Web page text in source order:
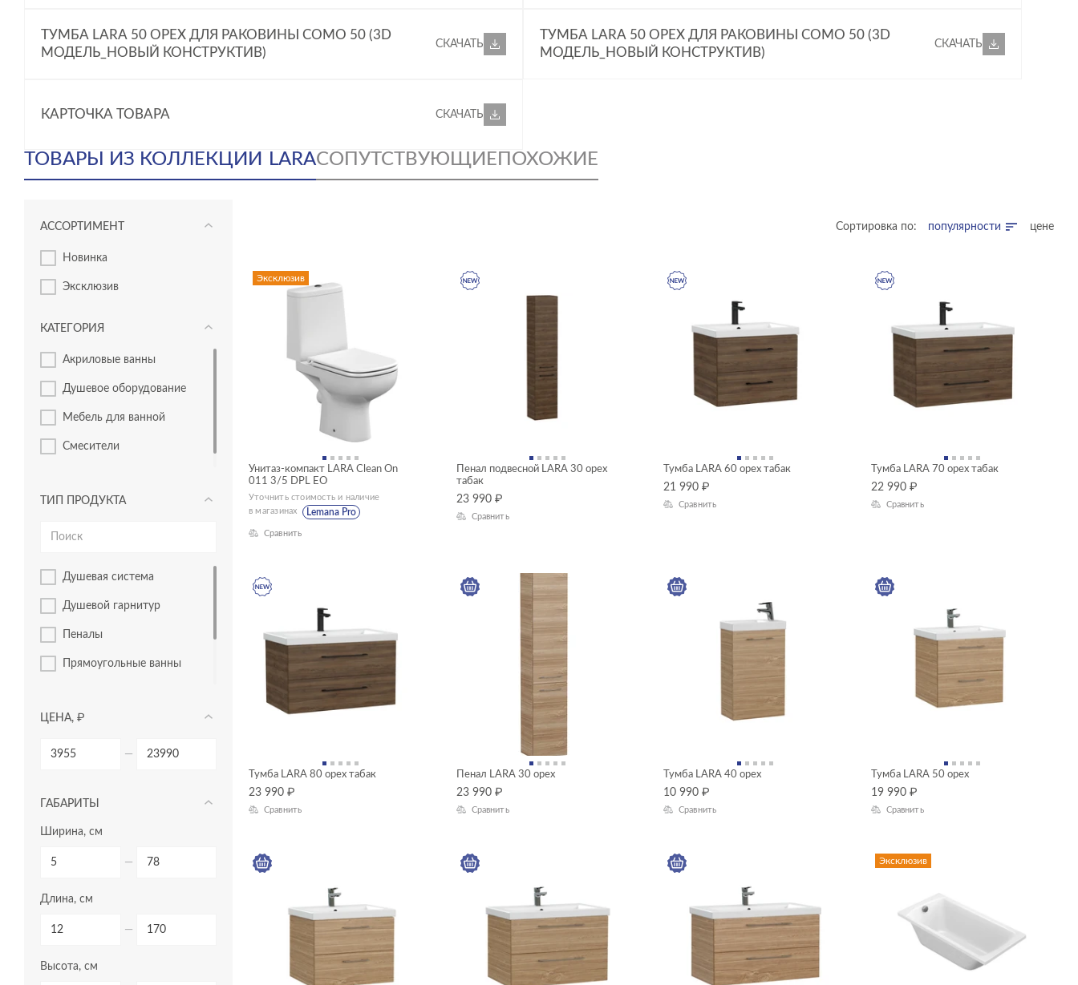
ТУМБА LARA 50 ОРЕХ ДЛЯ РАКОВИНЫ COMO 50 (3D
МОДЕЛЬ_НОВЫЙ КОНСТРУКТИВ)
СКАЧАТЬ
ТУМБА LARA 50 ОРЕХ ДЛЯ РАКОВИНЫ COMO 50 (3D
МОДЕЛЬ_НОВЫЙ КОНСТРУКТИВ)
СКАЧАТЬ
КАРТОЧКА ТОВАРА СКАЧАТЬ
ТОВАРЫ ИЗ КОЛЛЕКЦИИ LARAСОПУТСТВУЮЩИЕ ПОХОЖИЕ
АССОРТИМЕНТ
новинка
эксклюзив
КАТЕГОРИЯ
акриловые ванны
душевое оборудование
мебель для ванной
смесители
ТИП ПРОДУКТА
душевая система
душевой гарнитур
пеналы
прямоугольные ванны
тумбы для раковин
унитазы-компакты
ЦЕНА, ₽
—
ГАБАРИТЫ
Ширина, см
—
Длина, см
—
Высота, см
Сортировка по: популярности цене
Эксклюзив
Унитаз-компакт LARA Clean On
011 3/5 DPL EO
Уточнить стоимость и наличие
в магазинах
Lemana Pro
Сравнить
Пенал подвесной LARA 30 орех
табак
23 990 ₽
Сравнить
Тумба LARA 60 орех табак
21 990 ₽
Сравнить
Тумба LARA 70 орех табак
22 990 ₽
Сравнить
Тумба LARA 80 орех табак
23 990 ₽
Сравнить
Пенал LARA 30 орех
23 990 ₽
Сравнить
Тумба LARA 40 орех
10 990 ₽
Сравнить
Тумба LARA 50 орех
19 990 ₽
Сравнить
Эксклюзив